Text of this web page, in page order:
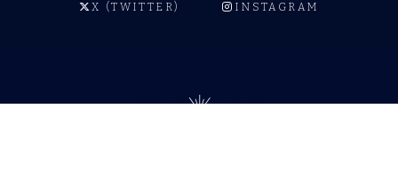
X (TWITTER) INSTAGRAM